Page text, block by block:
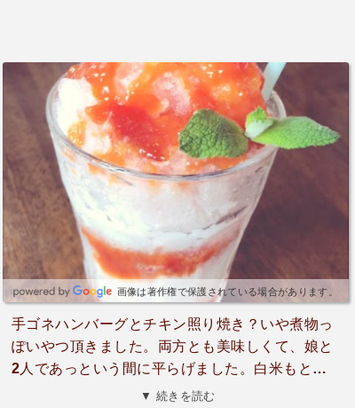
画像は著作権で保護されている場合があります。
手ゴネハンバーグとチキン照り焼き？いや煮物っ
ぽいやつ頂きました。両方とも美味しくて、娘と
2人であっという間に平らげました。白米もとて
も美味しくて、なんだろうって思ったらノニ米と
▼ 続きを読む